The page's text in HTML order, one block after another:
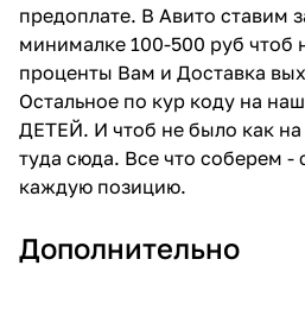
предоплате. В Авито ставим
минималке 100-500 руб чтоб
проценты Вам и Доставка
Остальное по кур коду на
ДЕТЕЙ. И чтоб не было как на
туда сюда. Все что соберем -
каждую позицию.
Дополнительно